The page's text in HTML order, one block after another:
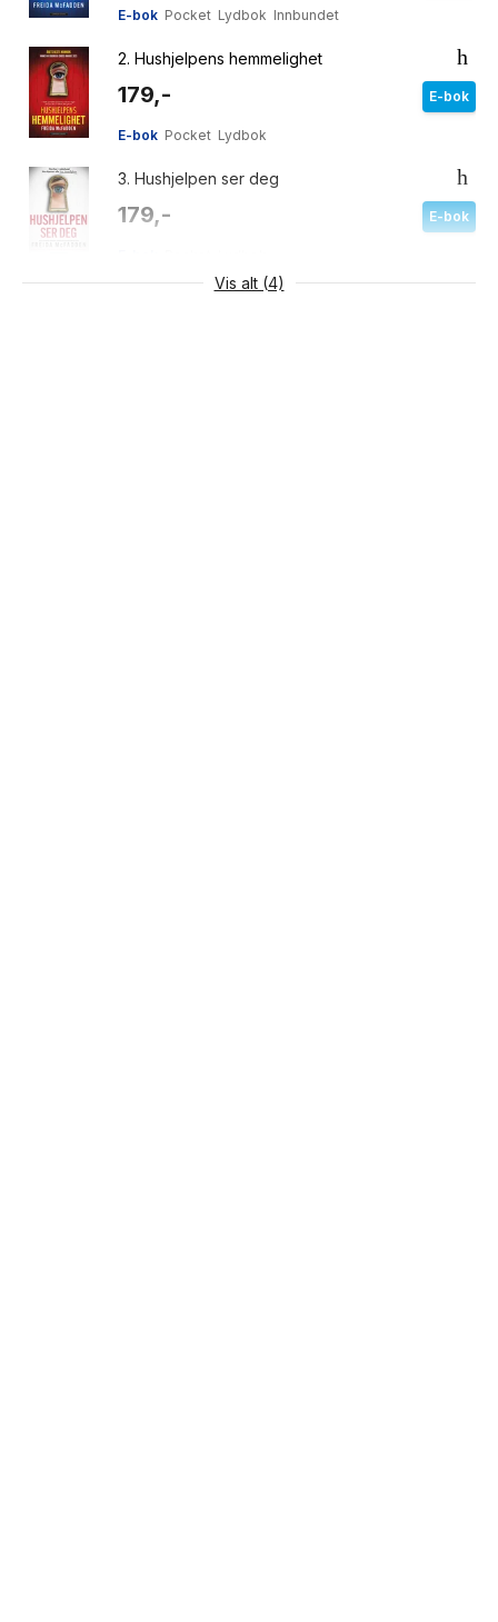
E-bok Pocket Lydbok Innbundet
2. Hushjelpens hemmelighet
179,- E-bok
E-bok Pocket Lydbok
3. Hushjelpen ser deg
179,- E-bok
Vis alt (4)